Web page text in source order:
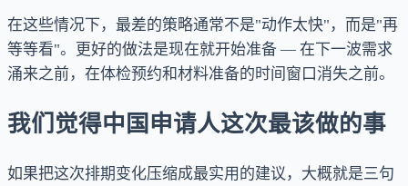
在这些情况下，最差的策略通常不是"动作太快"，而是"再
等等看"。更好的做法是现在就开始准备 — 在下一波需求
涌来之前，在体检预约和材料准备的时间窗口消失之前。
我们觉得中国申请人这次最该做的事
如果把这次排期变化压缩成最实用的建议，大概就是三句